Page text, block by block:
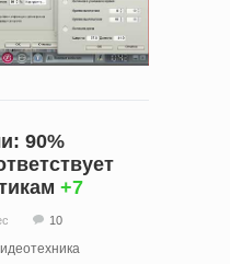
90%
+7
10